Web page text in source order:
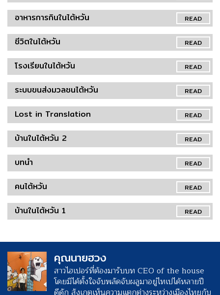
READ
อาหารการกินในไต้หวัน
READ
ชีวิตในไต้หวัน
READ
โรงเรียนในไต้หวัน
READ
ระบบขนส่งมวลชนไต้หวัน
READ
Lost in Translation
READ
บ้านในไต้หวัน 2
READ
บทนำ
READ
คนไต้หวัน
READ
บ้านในไต้หวัน 1
คุณนายฮวง
สาวไฮเปอร์ที่ต้องมารับบท CEO of the house
โดยมิได้ตั้งใจจับพลัดจับผลูมาอยู่ไทเปได้หลายปี